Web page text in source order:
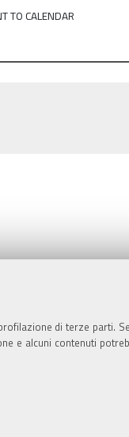
di terze parti.
e alcuni contenuti
TO CALENDAR